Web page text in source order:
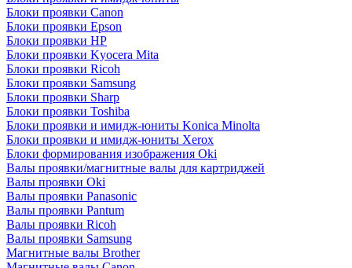
Блоки проявки Canon
Блоки проявки Epson
Блоки проявки HP
Блоки проявки Kyocera Mita
Блоки проявки Ricoh
Блоки проявки Samsung
Блоки проявки Sharp
Блоки проявки Toshiba
Блоки проявки и имидж-юниты Konica Minolta
Блоки проявки и имидж-юниты Xerox
Блоки формирования изображения Oki
Валы проявки/магнитные валы для картриджей
Валы проявки Oki
Валы проявки Panasonic
Валы проявки Pantum
Валы проявки Ricoh
Валы проявки Samsung
Магнитные валы Brother